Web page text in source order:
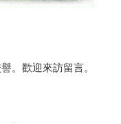
。歡迎來訪留言。